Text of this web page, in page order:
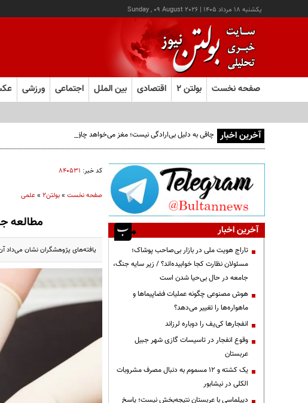
يکشنبه ۱۸ مرداد ۱۴۰۵ |
Sunday , 09 August 2026
صفحه نخست بولتن ۲ اقتصادی بین الملل اجتماعی ورزشی
آخرین اخبار چاقی به دلیل بی‌ارادگی نیست؛ مغز می‌خواهد چاق بمانیم!
کد خبر: ۸۴۰۵۳۱
صفحه نخست»بولتن2 »علمی
مطالعه
یافته‌های پژوهشگران نشان می‌داد
آخرین اخبار
تاراج هویت ملی در بازار بی‌صاحب پوشاک؛
مسئولان نظارت کجا خوابیده‌اند؟ / زیر سایه جنگ،
جامعه در حال بی‌حیا شدن است
هوش مصنوعی چگونه عملیات فضاپیماها و
ماهواره‌ها را تغییر می‌دهد؟
انفجارها کی‌یف را دوباره لرزاند
وقوع انفجار در تاسیسات گازی شهر جبیل
عربستان
یک کشته و ۱۲ مسموم به دنبال مصرف مشروبات
الکلی در نیشابور
دیپلماسی با عربستان نتیجه‌بخش نیست؛ پاسخ